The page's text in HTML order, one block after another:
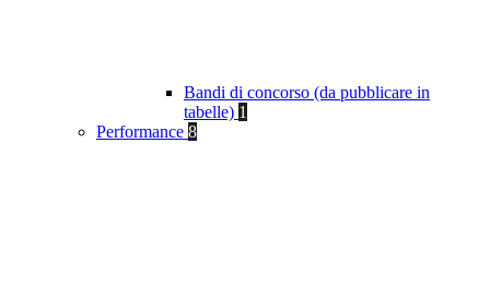
Bandi di concorso (da pubblicare in
tabelle) 1
Performance 8